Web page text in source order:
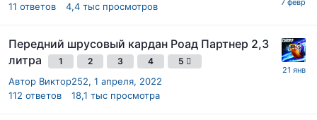
11 ответов 4,4 тыс просмотров
Передний шрусовый кардан Роад Партнер 2,3
литра
1 2 3 4 5
Автор Виктор252, 1 апреля, 2022
112 ответов 18,1 тыс просмотра